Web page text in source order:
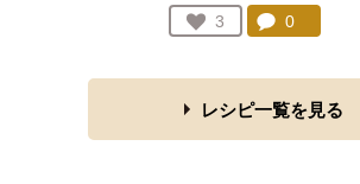
お気に入り登録：
3
人が登録
コメント：
0
レシピ一覧を見る